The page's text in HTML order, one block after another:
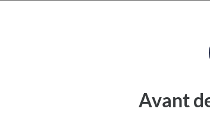
Avant